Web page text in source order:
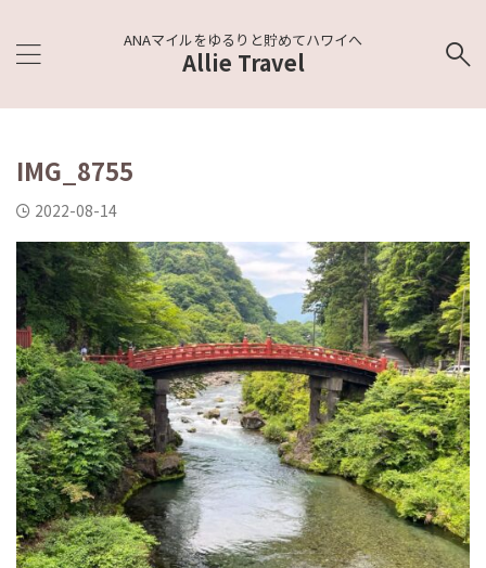
ANAマイルをゆるりと貯めてハワイへ
Allie Travel
IMG_8755
2022-08-14